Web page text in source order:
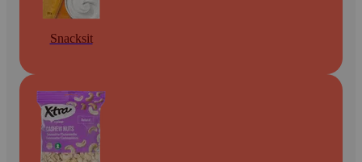
Snacksit